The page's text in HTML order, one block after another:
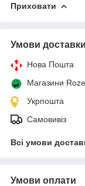
Приховати
Умови доставки
Нова Пошта
Магазини
Укрпошта
Самовивіз
Всі умови
Умови оплати